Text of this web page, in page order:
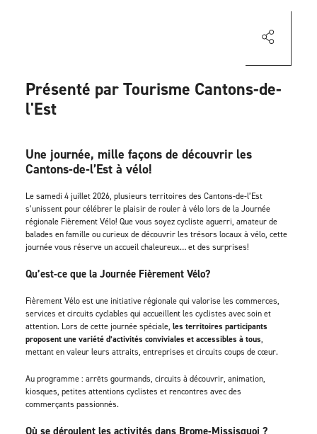
Présenté par Tourisme Cantons-de-
l'Est
Une journée, mille façons de découvrir les
Cantons-de-l’Est à vélo!
Le samedi 4 juillet 2026, plusieurs territoires des Cantons-de-l’Est
s’unissent pour célébrer le plaisir de rouler à vélo lors de la Journée
régionale Fièrement Vélo! Que vous soyez cycliste aguerri, amateur de
balades en famille ou curieux de découvrir les trésors locaux à vélo, cette
journée vous réserve un accueil chaleureux… et des surprises!
Qu’est-ce que la Journée Fièrement Vélo?
Fièrement Vélo est une initiative régionale qui valorise les commerces,
services et circuits cyclables qui accueillent les cyclistes avec soin et
attention. Lors de cette journée spéciale, les territoires participants
proposent une variété d’activités conviviales et accessibles à tous,
mettant en valeur leurs attraits, entreprises et circuits coups de cœur.
Au programme : arrêts gourmands, circuits à découvrir, animation,
kiosques, petites attentions cyclistes et rencontres avec des
commerçants passionnés.
Où se déroulent les activités dans Brome-Missisquoi ?